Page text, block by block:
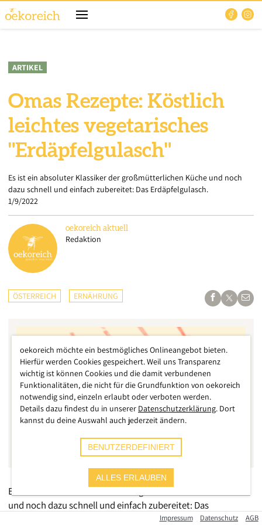
ARTIKEL
Omas Rezepte: Köstlich
leichtes vegetarisches
"Erdäpfelgulasch"
Es ist ein absoluter Klassiker der großmütterlichen Küche und noch
dazu schnell und einfach zubereitet: Das Erdäpfelgulasch.
1/9/2022
oekoreich aktuell
Redaktion
ÖSTERREICH ERNÄHRUNG
Es ist ein absoluter Klassiker der großmütterlichen Küche
und noch dazu schnell und einfach zubereitet: Das
Erdäpfelgulasch. Immer mehr Menschen verzichten dabei auf
Impressum Datenschutz AGB
oekoreich möchte ein bestmögliches Onlineangebot bieten.
Hierfür werden Cookies gespeichert. Weil uns Transparenz
wichtig ist können Cookies und die damit verbundenen
Funktionalitäten, die nicht für die Grundfunktion von oekoreich
notwendig sind, einzeln erlaubt oder verboten werden.
Details dazu findest du in unserer Datenschutzerklärung. Dort
kannst du deine Auswahl auch jederzeit ändern.
BENUTZERDEFINIERT
ALLES ERLAUBEN